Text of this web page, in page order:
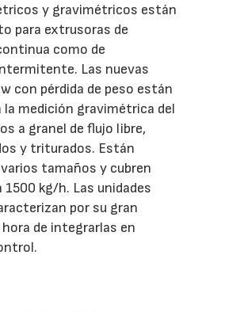
y gravimétricos están
para extrusoras de
como de
Las nuevas
con pérdida de peso están
la medición gravimétrica del
a granel de flujo libre,
y triturados. Están
tamaños y cubren
1500 kg/h. Las unidades
por su gran
de integrarlas en